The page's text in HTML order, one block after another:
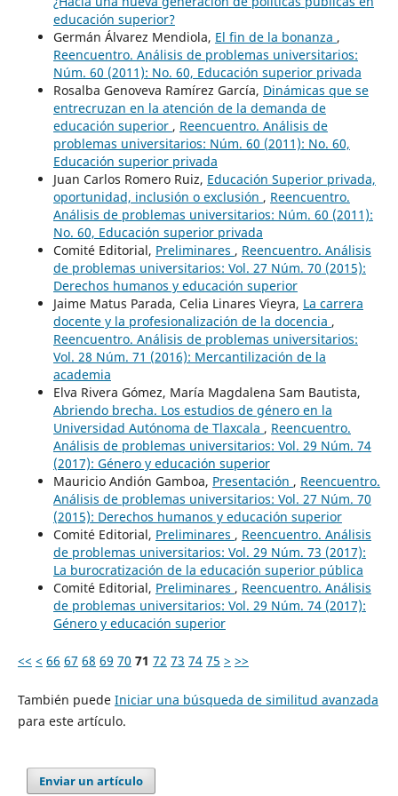
educación superior?
Germán Álvarez Mendiola, El fin de la bonanza ,
Reencuentro. Análisis de problemas universitarios:
Núm. 60 (2011): No. 60, Educación superior privada
Rosalba Genoveva Ramírez García, Dinámicas que se
entrecruzan en la atención de la demanda de
educación superior , Reencuentro. Análisis de
problemas universitarios: Núm. 60 (2011): No. 60,
Educación superior privada
Juan Carlos Romero Ruiz, Educación Superior privada,
oportunidad, inclusión o exclusión , Reencuentro.
Análisis de problemas universitarios: Núm. 60 (2011):
No. 60, Educación superior privada
Comité Editorial, Preliminares , Reencuentro. Análisis
de problemas universitarios: Vol. 27 Núm. 70 (2015):
Derechos humanos y educación superior
Jaime Matus Parada, Celia Linares Vieyra, La carrera
docente y la profesionalización de la docencia ,
Reencuentro. Análisis de problemas universitarios:
Vol. 28 Núm. 71 (2016): Mercantilización de la
academia
Elva Rivera Gómez, María Magdalena Sam Bautista,
Abriendo brecha. Los estudios de género en la
Universidad Autónoma de Tlaxcala , Reencuentro.
Análisis de problemas universitarios: Vol. 29 Núm. 74
(2017): Género y educación superior
Mauricio Andión Gamboa, Presentación , Reencuentro.
Análisis de problemas universitarios: Vol. 27 Núm. 70
(2015): Derechos humanos y educación superior
Comité Editorial, Preliminares , Reencuentro. Análisis
de problemas universitarios: Vol. 29 Núm. 73 (2017):
La burocratización de la educación superior pública
Comité Editorial, Preliminares , Reencuentro. Análisis
de problemas universitarios: Vol. 29 Núm. 74 (2017):
Género y educación superior
<< < 66 67 68 69 70 71 72 73 74 75 > >>
También puede Iniciar una búsqueda de similitud avanzada
para este artículo.
Enviar un artículo